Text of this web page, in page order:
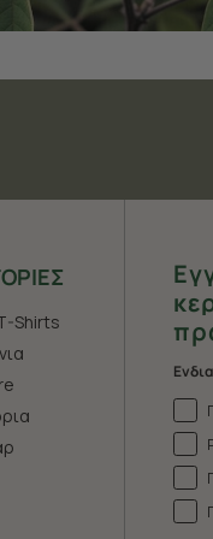
Shirts